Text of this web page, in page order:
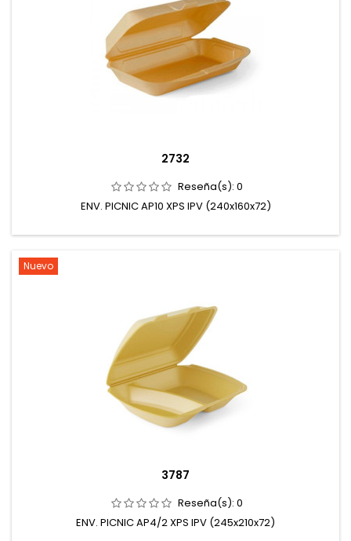
2732
Reseña(s): 0
ENV. PICNIC AP10 XPS IPV (240x160x72)
Nuevo
3787
Reseña(s): 0
ENV. PICNIC AP4/2 XPS IPV (245x210x72)